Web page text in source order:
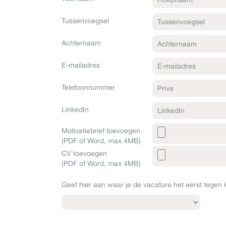
Tussenvoegsel
Achternaam
E-mailadres
Telefoonnummer
LinkedIn
Motivatiebrief toevoegen
(PDF of Word, max 4MB)
CV toevoegen
(PDF of Word, max 4MB)
Geef hier aan waar je de vacature het eerst tegen